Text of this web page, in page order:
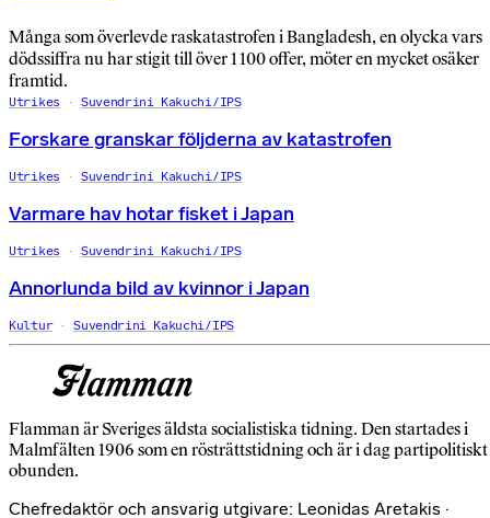
Många som överlevde raskatastrofen i Bangladesh, en olycka vars
dödssiffra nu har stigit till över 1 100 offer, möter en mycket osäker
framtid.
Utrikes Suvendrini Kakuchi/IPS
Forskare granskar följderna av katastrofen
Utrikes Suvendrini Kakuchi/IPS
Varmare hav hotar fisket i Japan
Utrikes Suvendrini Kakuchi/IPS
Annorlunda bild av kvinnor i Japan
Kultur Suvendrini Kakuchi/IPS
Flamman är Sveriges äldsta socialistiska tidning. Den startades i
Malmfälten 1906 som en rösträttstidning och är i dag partipolitiskt
obunden.
Chefredaktör och ansvarig utgivare: Leonidas Aretakis ·